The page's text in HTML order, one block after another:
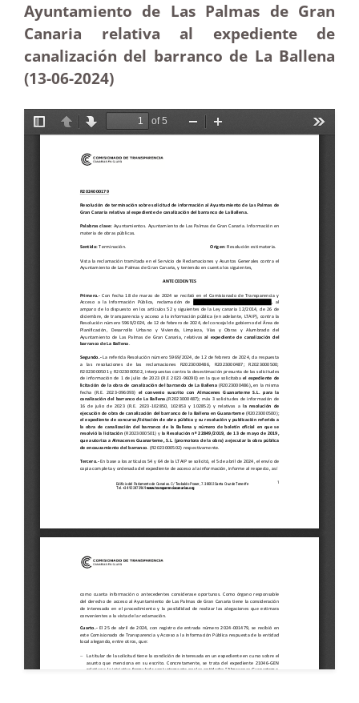
Ayuntamiento de Las Palmas de Gran
Canaria relativa al expediente de
canalización del barranco de La Ballena
(13-06-2024)